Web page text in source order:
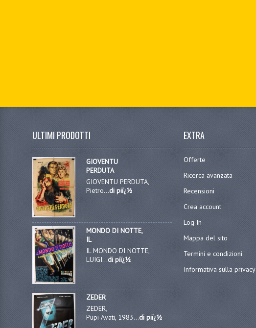
ULTIMI PRODOTTI
GIOVENTU
PERDUTA
GIOVENTU PERDUTA,
Pietro...di piï¿½
MONDO DI NOTTE,
IL
IL MONDO DI NOTTE,
LUIGI...di piï¿½
ZEDER
ZEDER,
Pupi Avati, 1983...di piï¿½
EXTRA
Offerte
Ricerca avanzata
Recensioni
Crea account
Log In
Mappa del sito
Termini e condizioni
Informativa sulla privacy